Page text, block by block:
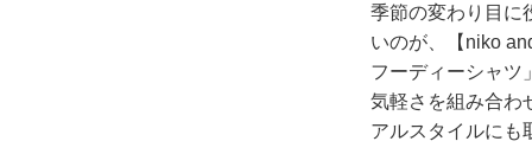
季節の変わり目に
いのが、【niko
フーディーシャツ
気軽さを組み合わ
アルスタイルにも